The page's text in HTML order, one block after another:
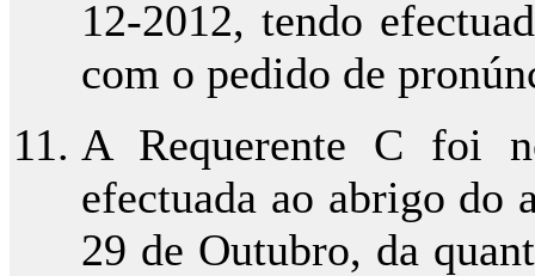
12-2012, tendo
com o pedido de
A Requerente C foi
efectuada ao abrigo do
29 de Outubro, da